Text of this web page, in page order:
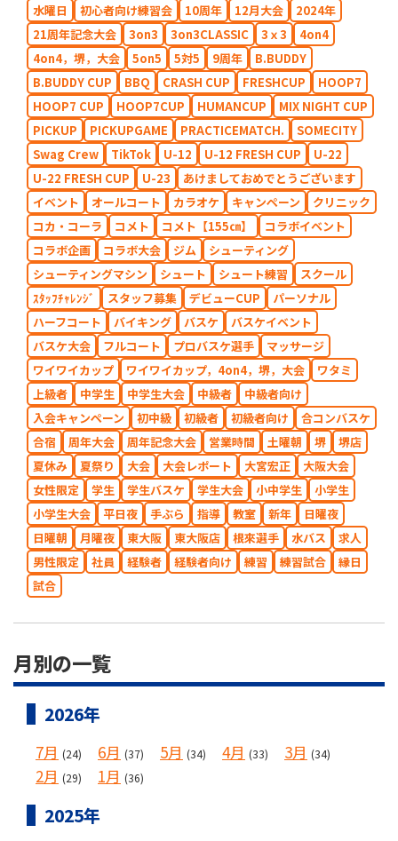
水曜日
初心者向け練習会 10周年 12月大会
2024年
21周年記念大会
3on3 3on3CLASSIC 3ｘ3
4on4
4on4，堺，大会
5on5 5対5 9周年
B.BUDDY
B.BUDDY CUP
BBQ CRASH CUP FRESHCUP
HOOP7
HOOP7 CUP
HOOP7CUP HUMANCUP
MIX NIGHT CUP
PICKUP
PICKUPGAME PRACTICEMATCH.
SOMECITY
Swag Crew
TikTok U-12 U-12 FRESH CUP
U-22
U-22 FRESH CUP
U-23
あけましておめでとうございます
イベント
オールコート カラオケ キャンペーン
クリニック
コカ・コーラ
コメト コメト【155㎝】
コラボイベント
コラボ企画
コラボ大会 ジム
シューティング
シューティングマシン
シュート シュート練習
スクール
ｽﾀｯﾌﾁｬﾚﾝｼﾞ
スタッフ募集 デビューCUP
パーソナル
ハーフコート
バイキング バスケ
バスケイベント
バスケ大会
フルコート プロバスケ選手
マッサージ
ワイワイカップ
ワイワイカップ，4on4，堺，大会
ワタミ
上級者
中学生 中学生大会 中級者
中級者向け
入会キャンペーン
初中級 初級者 初級者向け
合コンバスケ
合宿
周年大会 周年記念大会 営業時間 土曜朝 堺
堺店
夏休み
夏祭り 大会 大会レポート 大宮宏正
大阪大会
女性限定
学生 学生バスケ 学生大会 小中学生
小学生
小学生大会
平日夜 手ぶら 指導 教室 新年
日曜夜
日曜朝
月曜夜 東大阪 東大阪店 根來選手 水バス
求人
男性限定
社員 経験者 経験者向け 練習 練習試合
縁日
試合
月別の一覧
2026年
7月 (24) 6月 (37) 5月 (34) 4月 (33) 3月 (34)
2月 (29) 1月 (36)
2025年